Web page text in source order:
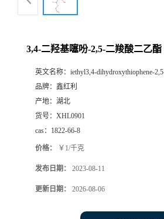
3,4-二羟基噻吩-2,5-二羧酸二乙酯
英文名称： iethyl3,4-dihydroxythiophene-
品牌： 鑫红利
产地： 湖北
货号： XHL0901
cas： 1822-66-8
价格： ￥1/千克
发布日期： 2023-08-11
更新日期： 2026-08-06